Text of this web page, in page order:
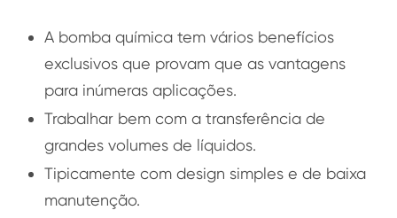
A bomba química tem vários benefícios
exclusivos que provam que as vantagens
para inúmeras aplicações.
Trabalhar bem com a transferência de
grandes volumes de líquidos.
Tipicamente com design simples e de baixa
manutenção.